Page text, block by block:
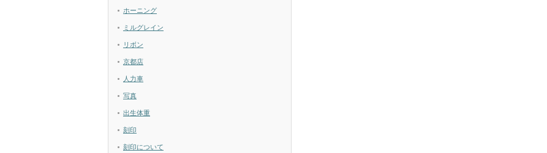
ホーニング
ミルグレイン
リボン
京都店
人力車
写真
出生体重
刻印
刻印について